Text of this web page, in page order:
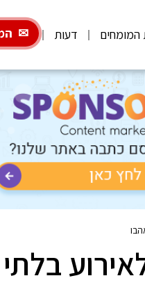
המומחים דעות
בלתי